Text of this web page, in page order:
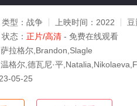
类型： 战争 上映时间： 2022 豆
状态： 正片/高清 - 免费在线观看
拉格尔,Brandon,Slagle
温格尔,德瓦尼·平
05-25